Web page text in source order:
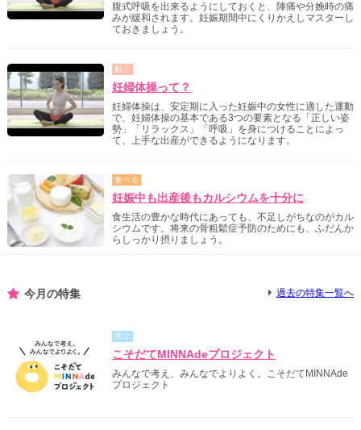
腹式呼吸を出来るようにしておくと、陣痛や分娩時の痛
みが緩和されます。妊娠期間中にくりかえしマスターし
ておきましょう。
動く
妊婦体操って？
妊婦体操は、安定期に入った妊娠中の女性に適した運動
で、妊婦体操の基本である3つの要素となる「正しい姿
勢」「リラックス」「呼吸」を身につけることによっ
て、上手な出産ができるようになります。
食べる
妊娠中も出産後もカルシウムを十分に
食生活の豊かな時代にあっても、不足しがちなのがカル
シウムです。将来の骨粗鬆症予防のためにも、ふだんか
らしっかり摂りましょう。
今月の特集 過去の特集一覧へ
学ぶ
こそだてMINNAdeプロジェクト
みんなで考え、みんなでよりよく。こそだてMINNAde
プロジェクト